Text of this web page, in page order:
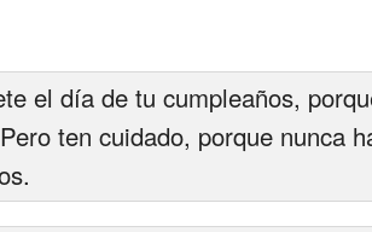
el día de tu cumpleaños,
ten cuidado, porque nunca